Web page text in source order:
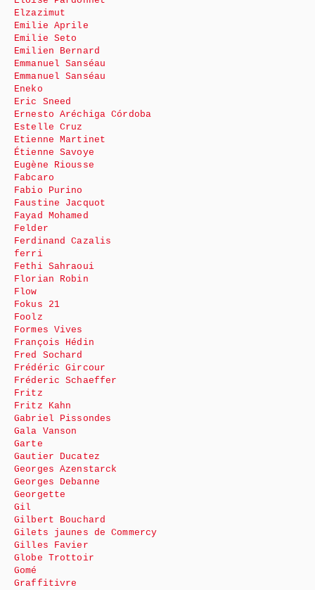
Elzazimut
Emilie Aprile
Emilie Seto
Emilien Bernard
Emmanuel Sanséau
Emmanuel Sanséau
Eneko
Eric Sneed
Ernesto Aréchiga Córdoba
Estelle Cruz
Etienne Martinet
Étienne Savoye
Eugène Riousse
Fabcaro
Fabio Purino
Faustine Jacquot
Fayad Mohamed
Felder
Ferdinand Cazalis
ferri
Fethi Sahraoui
Florian Robin
Flow
Fokus 21
Foolz
Formes Vives
François Hédin
Fred Sochard
Frédéric Gircour
Fréderic Schaeffer
Fritz
Fritz Kahn
Gabriel Pissondes
Gala Vanson
Garte
Gautier Ducatez
Georges Azenstarck
Georges Debanne
Georgette
Gil
Gilbert Bouchard
Gilets jaunes de Commercy
Gilles Favier
Globe Trottoir
Gomé
Graffitivre